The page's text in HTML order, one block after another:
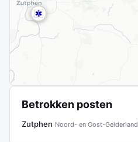
Betrokken posten
Zutphen Noord- en Oost-Gelderland